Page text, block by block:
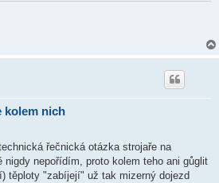
kolem nich
řečnická otázka strojaře na
nepořídím, proto kolem teho ani gůglit
těploty "zabíjejí" už tak mizerný dojezd